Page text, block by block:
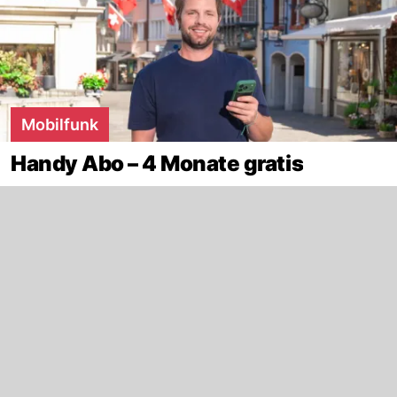
Mobilfunk
Handy Abo – 4 Monate gratis